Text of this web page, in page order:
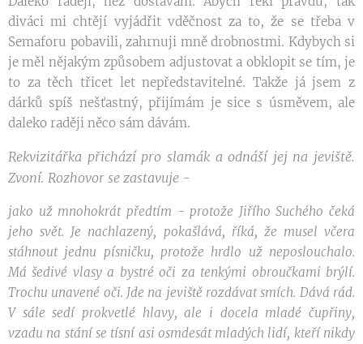
diváci mi chtějí vyjádřit vděčnost za to, že se třeba v
Semaforu pobavili, zahrnuji mně drobnostmi. Kdybych si
je měl nějakým způsobem adjustovat a obklopit se tím, je
to za těch třicet let nepředstavitelné. Takže já jsem z
dárků spíš nešťastný, přijímám je sice s úsměvem, ale
daleko raději něco sám dávám.
Rekvizitářka přichází pro slamák a odnáší jej na jeviště.
Zvoní. Rozhovor se zastavuje -
jako už mnohokrát předtím - protože Jiřího Suchého čeká
jeho svět. Je nachlazený, pokašlává, říká, že musel včera
stáhnout jednu písničku, protože hrdlo už neposlouchalo.
Má šedivé vlasy a bystré oči za tenkými obroučkami brýlí.
Trochu unavené oči. Jde na jeviště rozdávat smích. Dává rád.
V sále sedí prokvetlé hlavy, ale i docela mladé čupřiny,
vzadu na stání se tísní asi osmdesát mladých lidí, kteří nikdy